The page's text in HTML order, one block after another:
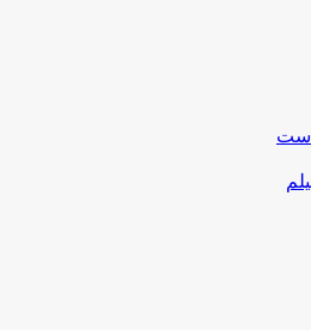
است